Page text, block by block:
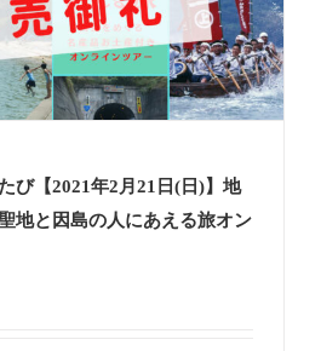
び【2021年2月21日(日)】地
地と因島の人にあえる旅オン